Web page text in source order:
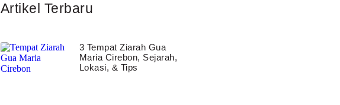
Artikel Terbaru
3 Tempat Ziarah Gua
Maria Cirebon, Sejarah,
Lokasi, & Tips